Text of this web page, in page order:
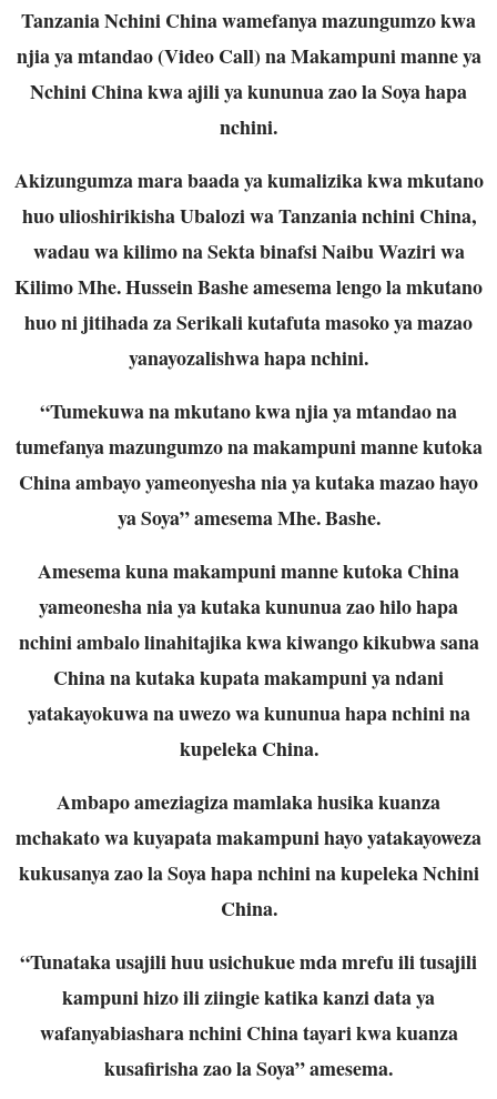
Tanzania Nchini China wamefanya mazungumzo kwa
njia ya mtandao (Video Call) na Makampuni manne ya
Nchini China kwa ajili ya kununua zao la Soya hapa
nchini.
Akizungumza mara baada ya kumalizika kwa mkutano
huo ulioshirikisha Ubalozi wa Tanzania nchini China,
wadau wa kilimo na Sekta binafsi Naibu Waziri wa
Kilimo Mhe. Hussein Bashe amesema lengo la mkutano
huo ni jitihada za Serikali kutafuta masoko ya mazao
yanayozalishwa hapa nchini.
“Tumekuwa na mkutano kwa njia ya mtandao na
tumefanya mazungumzo na makampuni manne kutoka
China ambayo yameonyesha nia ya kutaka mazao hayo
ya Soya” amesema Mhe. Bashe.
Amesema kuna makampuni manne kutoka China
yameonesha nia ya kutaka kununua zao hilo hapa
nchini ambalo linahitajika kwa kiwango kikubwa sana
China na kutaka kupata makampuni ya ndani
yatakayokuwa na uwezo wa kununua hapa nchini na
kupeleka China.
Ambapo ameziagiza mamlaka husika kuanza
mchakato wa kuyapata makampuni hayo yatakayoweza
kukusanya zao la Soya hapa nchini na kupeleka Nchini
China.
“Tunataka usajili huu usichukue mda mrefu ili tusajili
kampuni hizo ili ziingie katika kanzi data ya
wafanyabiashara nchini China tayari kwa kuanza
kusafirisha zao la Soya” amesema.